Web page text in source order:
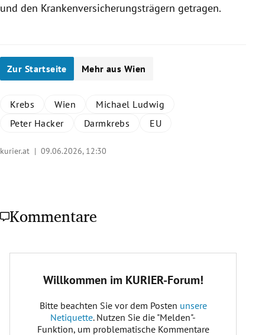
und den Krankenversicherungsträgern getragen.
Zur Startseite Mehr aus Wien
Krebs Wien
Michael Ludwig
Peter Hacker
Darmkrebs EU
kurier.at | 09.06.2026, 12:30
Kommentare